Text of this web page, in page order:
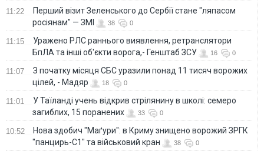
11:22
Перший візит Зеленського до Сербії стане "ляпасом
росіянам" — ЗМІ
38 0
11:15
Уражено РЛС раннього виявлення, ретранслятори
БпЛА та інші об'єкти ворога,- Генштаб ЗСУ
16 0
11:07
З початку місяця СБС уразили понад 11 тисяч ворожих
цілей, - Мадяр
18 0
11:01
У Таїланді учень відкрив стрілянину в школі: семеро
загиблих, 15 поранених
33 0
10:52
Нова здобич "Маґури": в Криму знищено ворожий ЗРГК
"панцирь-С1" та військовий кран
38 0